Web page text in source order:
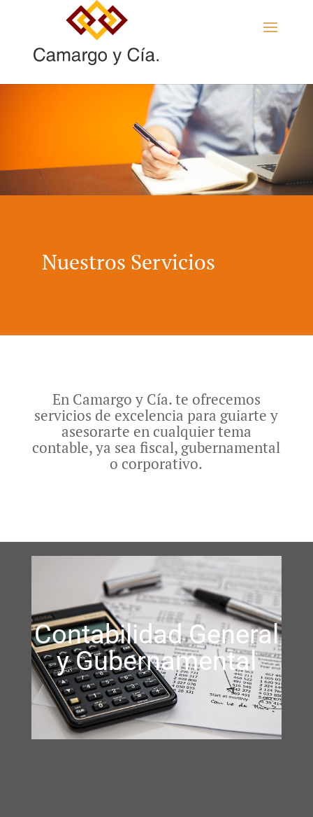
Nuestros Servicios
En Camargo y Cía. te ofrecemos
servicios de excelencia para guiarte y
asesorarte en cualquier tema
contable, ya sea fiscal, gubernamental
o corporativo.
Contabilidad General
y Gubernamental